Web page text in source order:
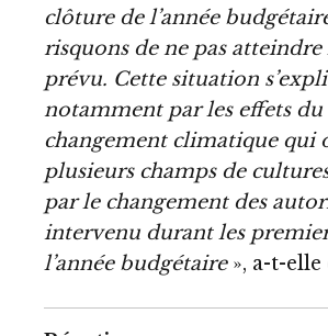
clôture de l’année
risquons de ne pas
prévu. Cette situation
notamment par les effets du
changement climatique qui
plusieurs champs de
par le changement des
intervenu durant les
l’année budgétaire», a-t-elle